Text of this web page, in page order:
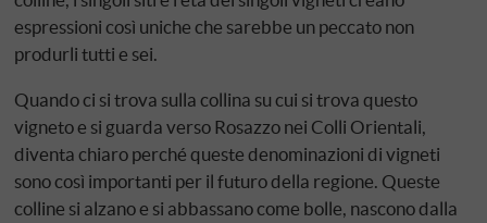
espressioni così uniche che sarebbe un peccato non
produrli tutti e sei.
Quando ci si trova sulla collina su cui si trova questo
vigneto e si guarda verso Rosazzo nei Colli Orientali,
diventa chiaro perché queste denominazioni di vigneti
sono così importanti per il futuro della regione. Queste
colline si alzano e si abbassano come bolle, nascono dalla